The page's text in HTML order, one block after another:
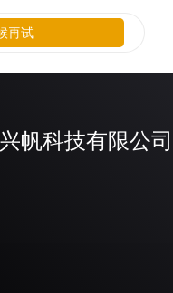
帆科技有限公司
再试